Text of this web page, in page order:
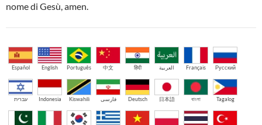
nome di Gesù, amen.
Español English Português 中文 हिंदी العربية Français Русский
עברית Indonesia Kiswahili فارسی Deutsch 日本語 বাংলা Tagalog